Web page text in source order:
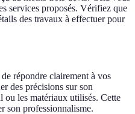
services proposés. Vérifiez que
des travaux à effectuer pour
répondre clairement à vos
des précisions sur son
ou les matériaux utilisés. Cette
son professionnalisme.